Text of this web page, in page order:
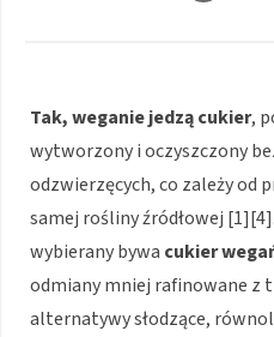
Tak, weganie jedzą cukier,
wytworzony i oczyszczony
odzwierzęcych, co zależy od
samej rośliny źródłowej
wybierany bywa cukier
odmiany mniej rafinowane z
alternatywy słodzące,